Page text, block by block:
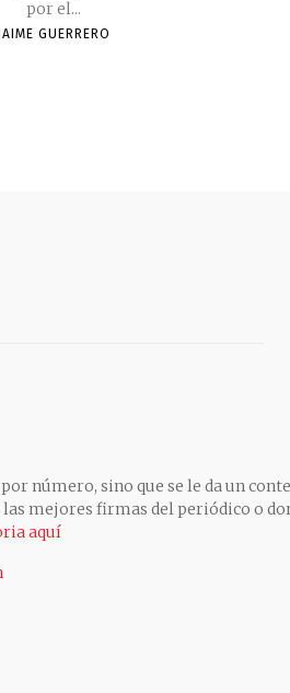
por el...
GUERRERO
número, sino que se le da un
mejores firmas del periódico o
aquí